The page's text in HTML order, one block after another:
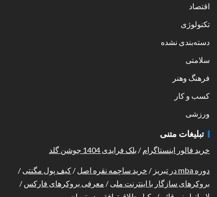
اقتصاد
تکنولوژی
دسته‌بندی نشده
سلامتی
فرهنگ وهنر
کسب و کار
ورزشی
تبلیغات متنی
خرید فالور اینستاگرام / بلک فرایدی 1404 جوشن گلد
دوره mba در تبریز / خرید ساچمه نقره اصل / کیف پول مگنتی /
بروکرهای سازگار با اینترنت ملی / معرفی بروکرهای فارکس /